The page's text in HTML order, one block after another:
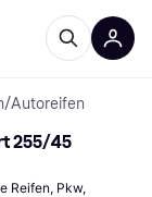
/Autoreifen
255/45
Reifen, Pkw,